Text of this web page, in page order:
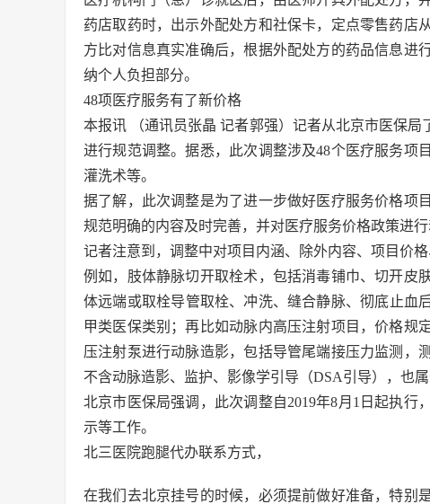
药店取药时，出示外配处方和社保卡，定点零售药店
方比对信息真实准确后，根据外配处方的药品信息进
纳个人负担部分。
48项医疗服务有了新价格
本报讯 （通讯员张晶 记者郭强）记者从北京市医保
进行规范调整。据悉，此次调整涉及48个医疗服务项
灌洗术等。
据了解，此次调整是为了进一步做好医疗服务价格项
规范明确的内容及时完善，并对医疗服务价格政策进行
记者注意到，调整中对项目内涵、除外内容、项目价
例如，肢体静脉切开取栓术，包括消毒铺巾、切开皮
体远端或取栓导管取栓、冲洗、缝合静脉、彻底止血
甲类医保类别；再比如动脉内高压注射项目，价格规
压注射泵进行动脉造影，包括导管尾端接压力监测，
不含动脉造影、监护、影像学引导（DSA引导），也属
北京市医保局强调，此次调整自2019年8月1日起执
示等工作。
北三医院跑腿代办联系方式，
在我们去北京挂号的时候，必须提前做好准备，特别